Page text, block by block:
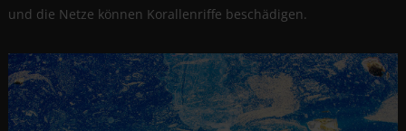
und die Netze können Korallenriffe beschädigen.